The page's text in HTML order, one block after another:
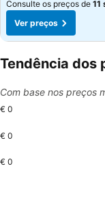
Consulte os preços de 11
Ver preços
Tendência dos
Com base nos preços
€ 0
€ 0
€ 0